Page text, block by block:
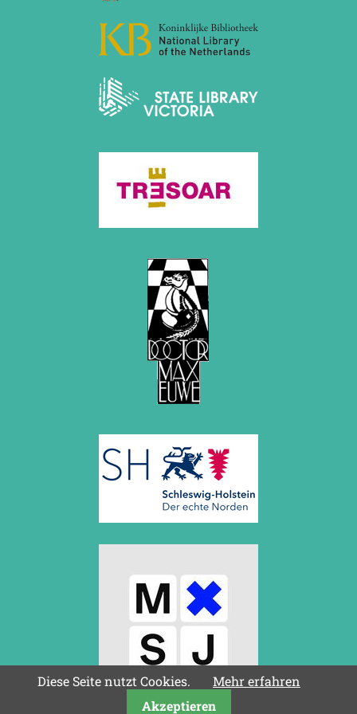
Juni 2012 (1 Eintrag)
Mai 2012 (1 Eintrag)
April 2012 (6 Einträge)
März 2012 (2 Einträge)
Februar 2012 (3 Einträge)
Januar 2012 (5 Einträge)
Dezember 2011 (1 Eintrag)
November 2011 (2 Einträge)
August 2011 (3 Einträge)
Juli 2011 (2 Einträge)
Februar 2011 (1 Eintrag)
Dezember 2010 (1 Eintrag)
November 2010 (2 Einträge)
September 2010 (1 Eintrag)
Juni 2010 (2 Einträge)
April 2010 (3 Einträge)
März 2010 (2 Einträge)
Februar 2010 (1 Eintrag)
Dezember 2009 (3 Einträge)
Oktober 2009 (4 Einträge)
September 2009 (1 Eintrag)
Mai 2009 (3 Einträge)
Februar 2009 (1 Eintrag)
2008
Dezember 2008 (1 Eintrag)
November 2008 (8 Einträge)
Diese Seite nutzt Cookies.
Mehr erfahren
Akzeptieren